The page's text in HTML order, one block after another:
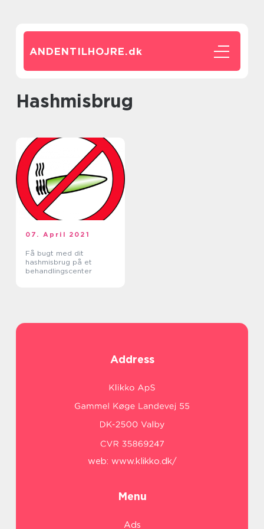
ANDENTILHOJRE.dk
hashmisbrug
07. April 2021
Få bugt med dit
hashmisbrug på et
behandlingscenter
Address
web: www.klikko.dk/
Menu
Ads